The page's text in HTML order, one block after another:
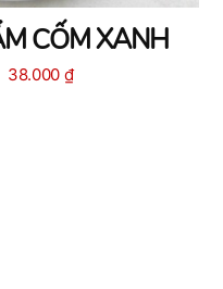
CỐM XANH
38.000 ₫